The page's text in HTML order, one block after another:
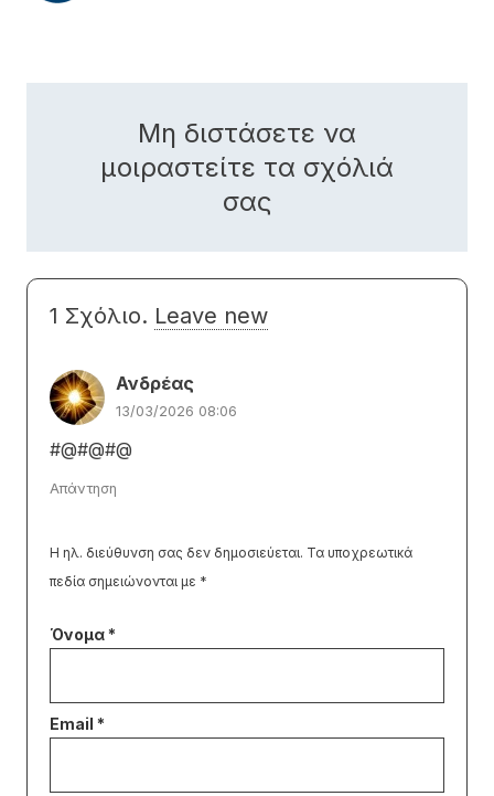
Μη διστάσετε να
μοιραστείτε τα σχόλιά
σας
1 Σχόλιο. Leave new
Ανδρέας
13/03/2026 08:06
#@#@#@
Απάντηση
Η ηλ. διεύθυνση σας δεν δημοσιεύεται. Τα υποχρεωτικά
πεδία σημειώνονται με *